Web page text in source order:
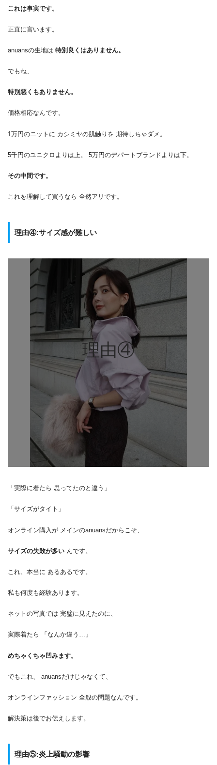
これは事実です。
正直に言います。
anuansの生地は 特別良くはありません。
でもね、
特別悪くもありません。
価格相応なんです。
1万円のニットに カシミヤの肌触りを 期待しちゃダメ。
5千円のユニクロよりは上。 5万円のデパートブランドよりは下。
その中間です。
これを理解して買うなら 全然アリです。
理由④:サイズ感が難しい
理由④
「実際に着たら 思ってたのと違う」
「サイズがタイト」
オンライン購入が メインのanuansだからこそ、
サイズの失敗が多い んです。
これ、本当に あるあるです。
私も何度も経験あります。
ネットの写真では 完璧に見えたのに、
実際着たら 「なんか違う…」
めちゃくちゃ凹みます。
でもこれ、 anuansだけじゃなくて、
オンラインファッション 全般の問題なんです。
解決策は後でお伝えします。
理由⑤:炎上騒動の影響